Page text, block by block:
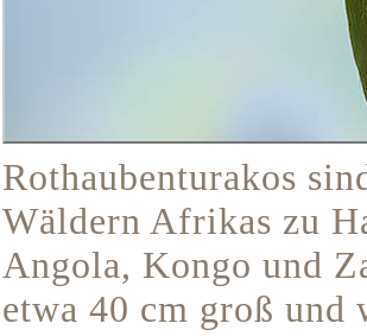
Rothaubenturakos
Wäldern Afrikas zu
Angola, Kongo und
etwa 40 cm groß und